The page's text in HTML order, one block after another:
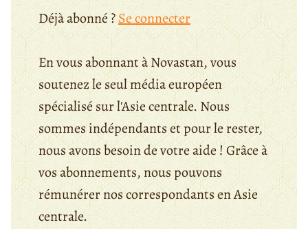
Déjà abonné ?Se connecter
En vous abonnant à Novastan, vous
soutenez le seul média européen
spécialisé sur l'Asie centrale. Nous
sommes indépendants et pour le rester,
nous avons besoin de votre aide ! Grâce à
vos abonnements, nous pouvons
rémunérer nos correspondants en Asie
centrale.